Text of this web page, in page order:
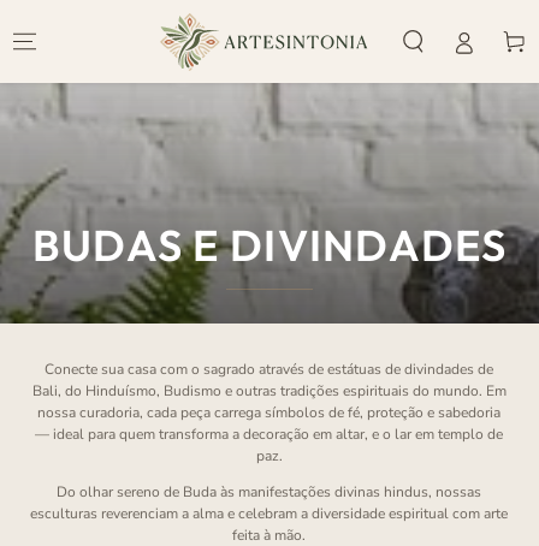
CONTEÚDO
COLEÇÃO:
BUDAS E DIVINDADES
Conecte sua casa com o sagrado através de estátuas de divindades de
Bali, do Hinduísmo, Budismo e outras tradições espirituais do mundo. Em
nossa curadoria, cada peça carrega símbolos de fé, proteção e sabedoria
— ideal para quem transforma a decoração em altar, e o lar em templo de
paz.
Do olhar sereno de Buda às manifestações divinas hindus, nossas
esculturas reverenciam a alma e celebram a diversidade espiritual com arte
feita à mão.